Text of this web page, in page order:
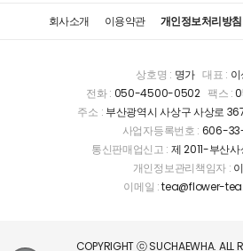
회사소개 이용약관 개인정보처리방침
상호명 : 명가대표 :
전화 : 050-4500-0502팩스 :
주소 : 부산광역시 사상구 사상로
사업자등록번호 : 606-
통신판매업신고 : 제 2011-부산
개인정보관리책임자 :
이메일 :tea@flower-
COPYRIGHT ⓒ SUCHAEWHA. ALL